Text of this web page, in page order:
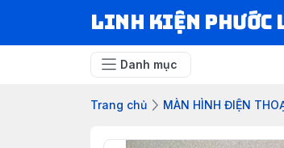
LINH KIỆN PHƯỚC
Danh mục
Trang chủ MÀN HÌNH ĐIỆN